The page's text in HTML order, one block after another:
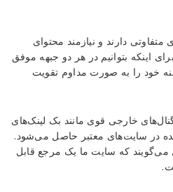
دارند و نیازمند محتوای
اینکه بتوانیم در هر دو جبهه موفق
خود را به صورت مداوم تقویت
خارجی قوی مانند بک لینک‌های
در سایت‌های معتبر حاصل می‌شود.
می‌گویند که سایت ما یک مرجع قابل